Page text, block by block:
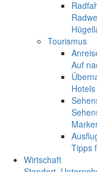
Tourismus
Auf
Tipps
Wirtschaft